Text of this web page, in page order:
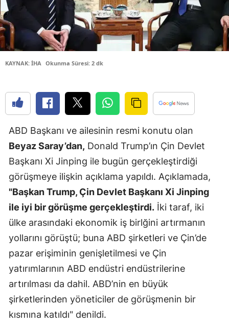
Çankırı
Çorum
Denizli
Erzincan
Erzurum
Eskişehir
Gaziantep
Giresun
Gümüşhane
Isparta
KAYNAK: İHA Okunma Süresi: 2 dk
ABD Başkanı ve ailesinin resmi konutu olan
Beyaz Saray’dan, Donald Trump’ın Çin Devlet
Başkanı Xi Jinping ile bugün gerçekleştirdiği
görüşmeye ilişkin açıklama yapıldı. Açıklamada,
"Başkan Trump, Çin Devlet Başkanı Xi Jinping
ile iyi bir görüşme gerçekleştirdi. İki taraf, iki
ülke arasındaki ekonomik iş birlğini artırmanın
yollarını görüştü; buna ABD şirketleri ve Çin’de
pazar erişiminin genişletilmesi ve Çin
yatırımlarının ABD endüstri endüstrilerine
artırılması da dahil. ABD’nin en büyük
şirketlerinden yöneticiler de görüşmenin bir
kısmına katıldı" denildi.